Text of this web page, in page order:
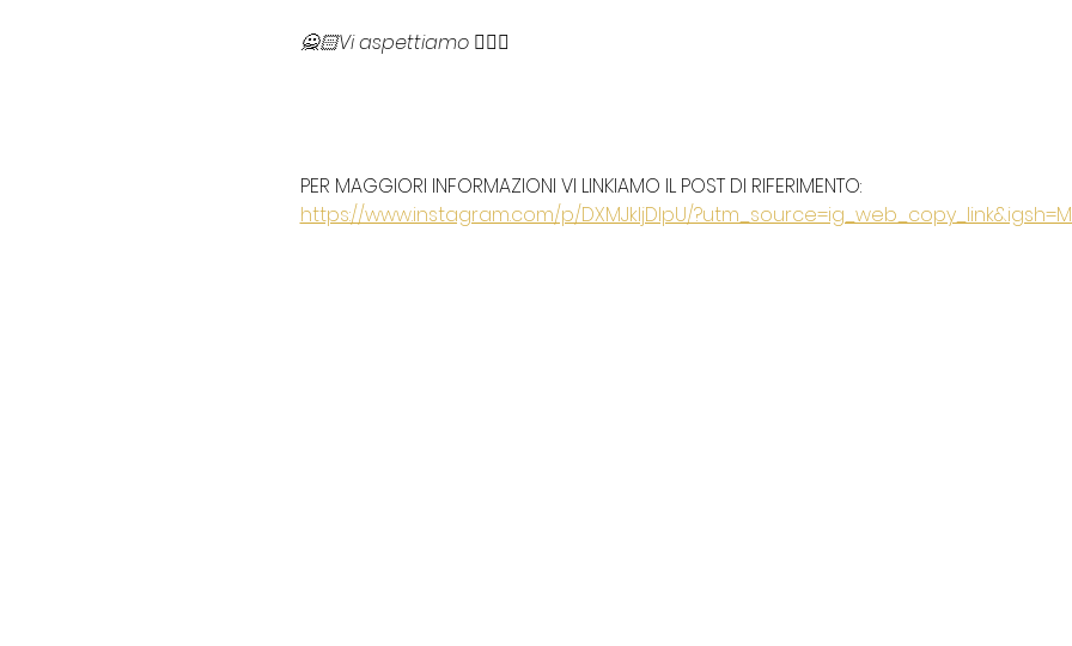
🙅🏻Vi aspettiamo 🙅🏻‍♀️
PER MAGGIORI INFORMAZIONI VI LINKIAMO IL POST DI RIFERIMENTO:
https://www.instagram.com/p/DXMJkljDIpU/